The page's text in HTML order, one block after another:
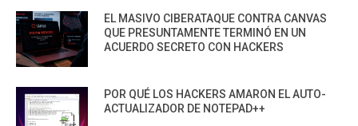
EL MASIVO CIBERATAQUE CONTRA CANVAS
QUE PRESUNTAMENTE TERMINÓ EN UN
ACUERDO SECRETO CON HACKERS
POR QUÉ LOS HACKERS AMARON EL AUTO-
ACTUALIZADOR DE NOTEPAD++